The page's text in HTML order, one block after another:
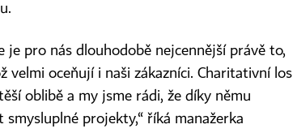
je pro nás dlouhodobě nejcennější právě to,
velmi oceňují i naši zákazníci. Charitativní los
oblibě a my jsme rádi, že díky němu
projekty,“ říká manažerka